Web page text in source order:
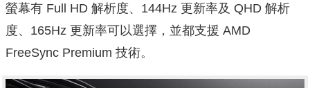
螢幕有 Full HD 解析度、144Hz 更新率及 QHD 解析
度、165Hz 更新率可以選擇，並都支援 AMD
FreeSync Premium 技術。